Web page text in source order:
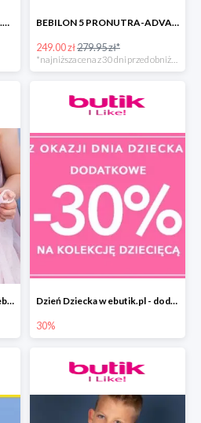
Kolekcja Happy Mum w ebutik.pl do -40% BEBILON 5 PRONUTRA-ADVANCE MLEKO MODYFIKOWANE
249.00 zł279.95 zł*
Prezenty na Dzień Dziecka w ebutik.pl do -80% Dzień Dziecka w ebutik.pl - dodatkowy rabat -30%
30%